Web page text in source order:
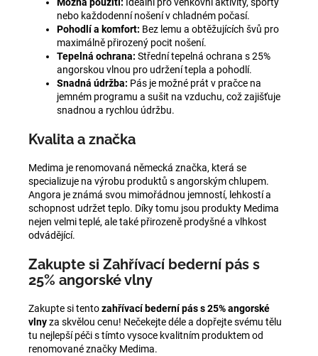
Možná použití: Ideální pro venkovní aktivity, sporty
nebo každodenní nošení v chladném počasí.
Pohodlí a komfort: Bez lemu a obtěžujících švů pro
maximálně přirozený pocit nošení.
Tepelná ochrana: Střední tepelná ochrana s 25%
angorskou vlnou pro udržení tepla a pohodlí.
Snadná údržba: Pás je možné prát v pračce na
jemném programu a sušit na vzduchu, což zajišťuje
snadnou a rychlou údržbu.
Kvalita a značka
Medima je renomovaná německá značka, která se
specializuje na výrobu produktů s angorským chlupem.
Angora je známá svou mimořádnou jemností, lehkostí a
schopnost udržet teplo. Díky tomu jsou produkty Medima
nejen velmi teplé, ale také přirozeně prodyšné a vlhkost
odvádějící.
Zakupte si Zahřívací bederní pás s
25% angorské vlny
Zakupte si tentozahřívací bederní pás s 25% angorské
vlnyza skvělou cenu! Nečekejte déle a dopřejte svému tělu
tu nejlepší péči s tímto vysoce kvalitním produktem od
renomované značky Medima.